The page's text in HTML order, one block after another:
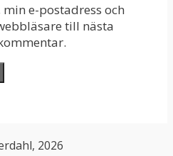
e-postadress och
till nästa
2026